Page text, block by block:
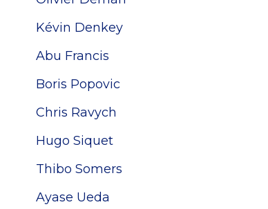
Kévin Denkey
Abu Francis
Boris Popovic
Chris Ravych
Hugo Siquet
Thibo Somers
Ayase Ueda